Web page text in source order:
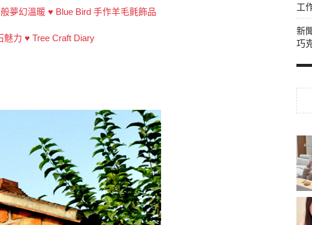
夢幻溫暖 ♥ Blue Bird 手作羊毛氈飾品
魅力 ♥ Tree Craft Diary
工
新
巧